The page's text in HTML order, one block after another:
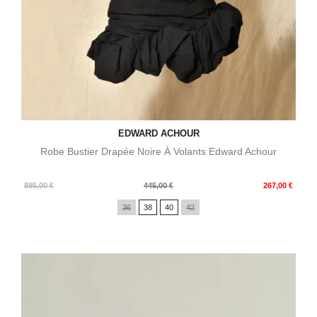
EDWARD ACHOUR
Robe Bustier Drapée Noire À Volants Edward Achour
885,00 €
Prix
445,00 € 267,00 €
Prix
36 38 40 42